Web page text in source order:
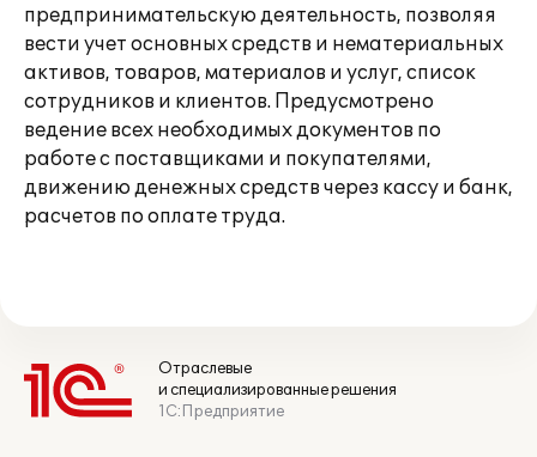
предпринимательскую деятельность, позволяя
вести учет основных средств и нематериальных
активов, товаров, материалов и услуг, список
сотрудников и клиентов. Предусмотрено
ведение всех необходимых документов по
работе с поставщиками и покупателями,
движению денежных средств через кассу и банк,
расчетов по оплате труда.
Отраслевые
и специализированные решения
1С:Предприятие